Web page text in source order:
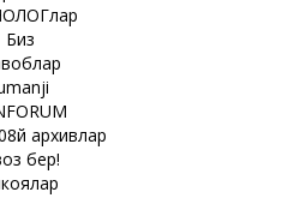
Биз
архивлар
бер!